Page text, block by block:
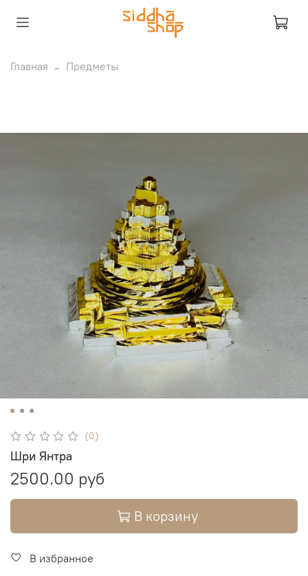
Главная Предметы
(0)
Шри Янтра
2500.00 руб
В корзину
В избранное